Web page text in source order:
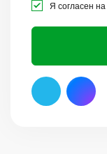
Я согласен на